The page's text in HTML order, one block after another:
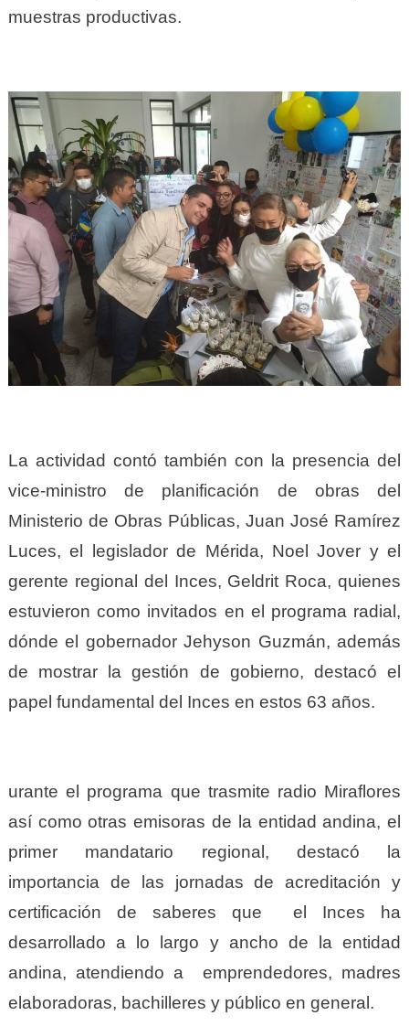
muestras productivas.
La actividad contó también con la presencia del
vice-ministro de planificación de obras del
Ministerio de Obras Públicas, Juan José Ramírez
Luces, el legislador de Mérida, Noel Jover y el
gerente regional del Inces, Geldrit Roca, quienes
estuvieron como invitados en el programa radial,
dónde el gobernador Jehyson Guzmán, además
de mostrar la gestión de gobierno, destacó el
papel fundamental del Inces en estos 63 años.
urante el programa que trasmite radio Miraflores
así como otras emisoras de la entidad andina, el
primer mandatario regional, destacó la
importancia de las jornadas de acreditación y
certificación de saberes que el Inces ha
desarrollado a lo largo y ancho de la entidad
andina, atendiendo a emprendedores, madres
elaboradoras, bachilleres y público en general.